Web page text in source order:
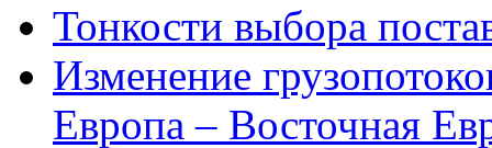
Тонкости выбора
Изменение
Европа – Восточная